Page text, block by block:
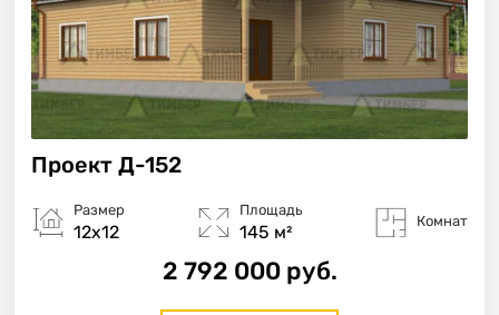
Проект Д-152
Размер
12х12
Площадь
145 м²
Комнат
2 792 000 руб.